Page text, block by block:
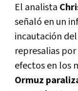
El analista
señaló en un
incautación
represalias
efectos en los
Ormuz